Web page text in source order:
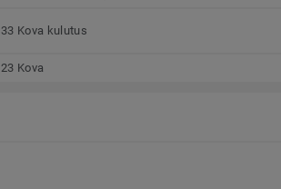
33 Kova kulutus
23 Kova